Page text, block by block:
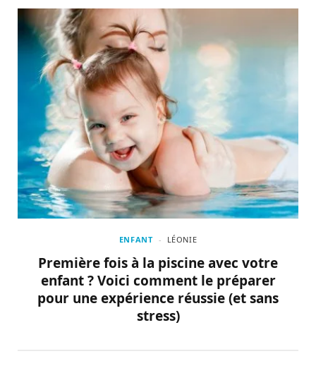
ENFANT LÉONIE
Première fois à la piscine avec votre
enfant ? Voici comment le préparer
pour une expérience réussie (et sans
stress)